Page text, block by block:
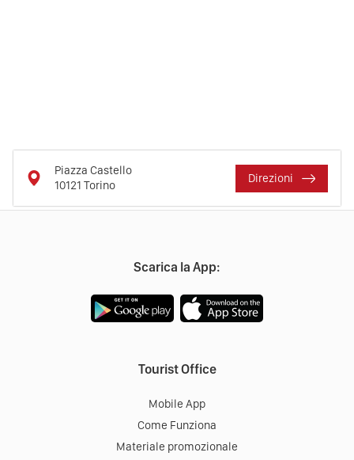
Piazza Castello
10121 Torino
Direzioni
Scarica la App:
Tourist Office
Mobile App
Come Funziona
Materiale promozionale